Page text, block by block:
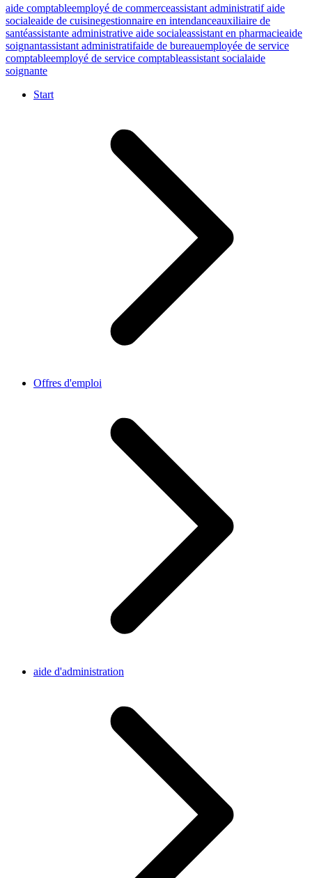
aide comptableemployé de commerceassistant administratif aide
socialeaide de cuisinegestionnaire en intendanceauxiliaire de
santéassistante administrative aide socialeassistant en pharmacieaide
soignantassistant administratifaide de bureauemployée de service
comptableemployé de service comptableassistant socialaide
soignante
Start
Offres d'emploi
aide d'administration